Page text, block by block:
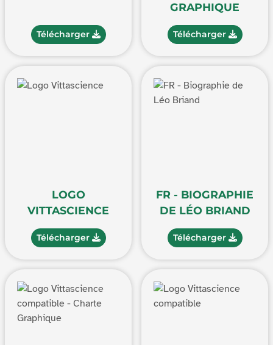
Télécharger
GRAPHIQUE
Télécharger
LOGO
VITTASCIENCE
Télécharger
FR - BIOGRAPHIE
DE LÉO BRIAND
Télécharger